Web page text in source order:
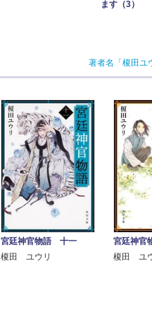
ます（3）
著者名「榎田ユ
宮廷神官物語 十一
榎田 ユウリ
宮廷神
榎田 ユ